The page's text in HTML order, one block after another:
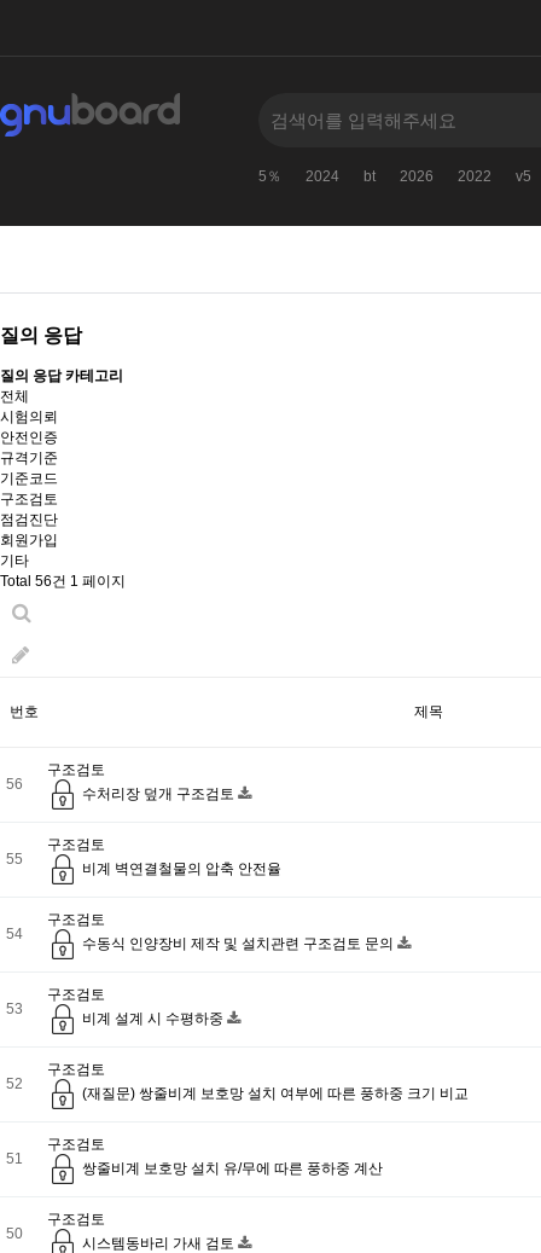
5％ 2024 bt 2026 2022 v5
질의 응답
질의 응답 카테고리
전체
시험의뢰
안전인증
규격기준
기준코드
구조검토
점검진단
회원가입
기타
Total 56건 1 페이지
번호 제목
56
구조검토
수처리장 덮개 구조검토
55
구조검토
비계 벽연결철물의 압축 안전율
54
구조검토
수동식 인양장비 제작 및 설치관련 구조검토 문의
53
구조검토
비계 설계 시 수평하중
52
구조검토
(재질문) 쌍줄비계 보호망 설치 여부에 따른 풍하중 크기 비교
51
구조검토
쌍줄비계 보호망 설치 유/무에 따른 풍하중 계산
50
구조검토
시스템동바리 가새 검토